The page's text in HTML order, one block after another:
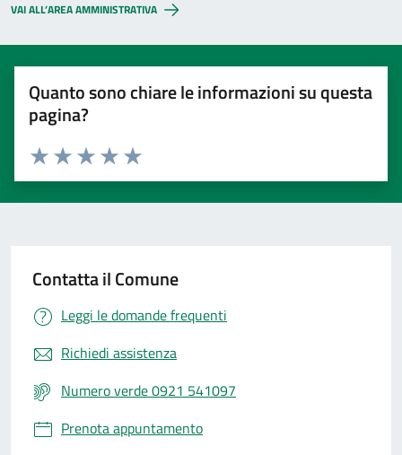
VAI ALL’AREA AMMINISTRATIVA
Quanto sono chiare le informazioni su questa
pagina?
Valuta 5 stelle su 5
Valuta 4 stelle su 5
Valuta 3 stelle su 5
Valuta 2 stelle su 5
Valuta 1 stelle su 5
Contatta il Comune
Leggi le domande frequenti
Richiedi assistenza
Numero verde 0921 541097
Prenota appuntamento